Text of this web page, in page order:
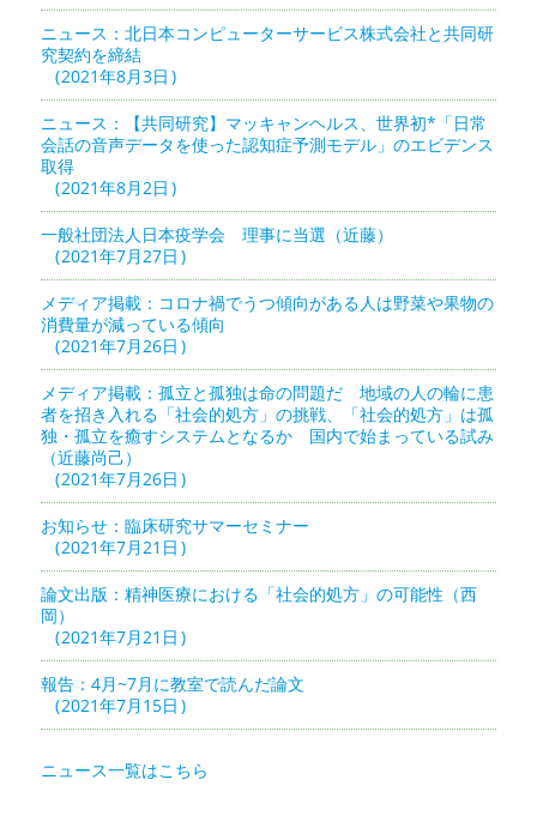
ニュース：北日本コンピューターサービス株式会社と共同研
究契約を締結
2021年8月3日
ニュース：【共同研究】マッキャンヘルス、世界初*「日常
会話の音声データを使った認知症予測モデル」のエビデンス
取得
2021年8月2日
一般社団法人日本疫学会 理事に当選（近藤）
2021年7月27日
メディア掲載：コロナ禍でうつ傾向がある人は野菜や果物の
消費量が減っている傾向
2021年7月26日
メディア掲載：孤立と孤独は命の問題だ 地域の人の輪に患
者を招き入れる「社会的処方」の挑戦、「社会的処方」は孤
独・孤立を癒すシステムとなるか 国内で始まっている試み
（近藤尚己）
2021年7月26日
お知らせ：臨床研究サマーセミナー
2021年7月21日
論文出版：精神医療における「社会的処方」の可能性（西
岡）
2021年7月21日
報告：4月~7月に教室で読んだ論文
2021年7月15日
ニュース一覧はこちら